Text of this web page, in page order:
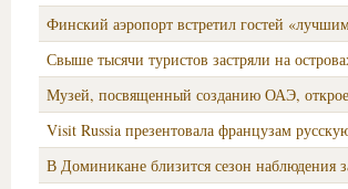
Финский аэропорт встретил гостей
Свыше тысячи туристов застряли на
Музей, посвященный созданию ОАЭ,
Visit Russia презентовала французам
В Доминикане близится сезон наблюдения